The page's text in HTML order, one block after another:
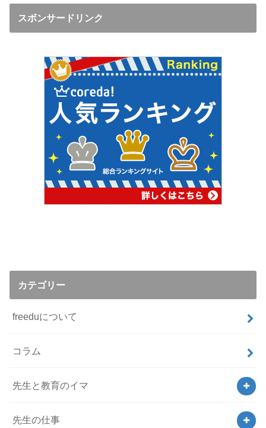
スボンサードリンク
カテゴリー
freeduについて
コラム
先生と教育のイマ
先生の仕事